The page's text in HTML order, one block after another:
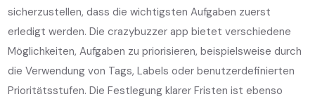
sicherzustellen, dass die wichtigsten Aufgaben zuerst
erledigt werden. Die crazybuzzer app bietet verschiedene
Möglichkeiten, Aufgaben zu priorisieren, beispielsweise durch
die Verwendung von Tags, Labels oder benutzerdefinierten
Prioritätsstufen. Die Festlegung klarer Fristen ist ebenso